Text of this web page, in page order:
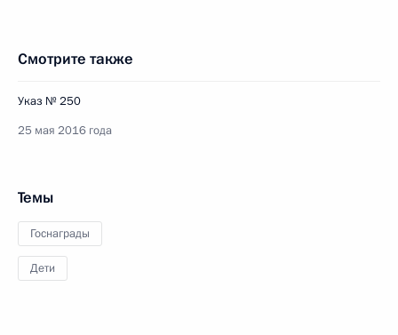
Смотрите также
Указ № 250
25 мая 2016 года
Темы
Госнаграды
Дети